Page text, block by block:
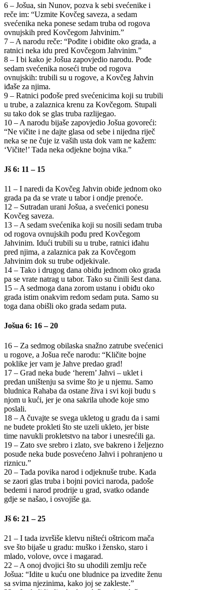
6 – Jošua, sin Nunov, pozva k sebi svećenike i
reče im: “Uzmite Kovčeg saveza, a sedam
svećenika neka ponese sedam truba od rogova
ovnujskih pred Kovčegom Jahvinim.”
7 – A narodu reče: “Pođite i obiđite oko grada, a
ratnici neka idu pred Kovčegom Jahvinim.”
8 – I bi kako je Jošua zapovjedio narodu. Pođe
sedam svećenika noseći trube od rogova
ovnujskih: trubili su u rogove, a Kovčeg Jahvin
iđaše za njima.
9 – Ratnici pođoše pred svećenicima koji su trubili
u trube, a zalaznica krenu za Kovčegom. Stupali
su tako dok se glas truba razlijegao.
10 – A narodu bijaše zapovjedio Jošua govoreći:
“Ne vičite i ne dajte glasa od sebe i nijedna riječ
neka se ne čuje iz vaših usta dok vam ne kažem:
‘Vičite!’ Tada neka odjekne bojna vika.”
Jš 6: 11 – 15
11 – I naredi da Kovčeg Jahvin obiđe jednom oko
grada pa da se vrate u tabor i ondje prenoće.
12 – Sutradan urani Jošua, a svećenici ponesu
Kovčeg saveza.
13 – A sedam svećenika koji su nosili sedam truba
od rogova ovnujskih pođu pred Kovčegom
Jahvinim. Idući trubili su u trube, ratnici iđahu
pred njima, a zalaznica pak za Kovčegom
Jahvinim dok su trube odjekivale.
14 – Tako i drugog dana obiđu jednom oko grada
pa se vrate natrag u tabor. Tako su činili šest dana.
15 – A sedmoga dana zorom ustanu i obiđu oko
grada istim onakvim redom sedam puta. Samo su
toga dana obišli oko grada sedam puta.
Jošua 6: 16 – 20
16 – Za sedmog obilaska snažno zatrube svećenici
u rogove, a Jošua reče narodu: “Kličite bojne
poklike jer vam je Jahve predao grad!
17 – Grad neka bude ‘herem’ Jahvi – uklet i
predan uništenju sa svime što je u njemu. Samo
bludnica Rahaba da ostane živa i svi koji budu s
njom u kući, jer je ona sakrila uhode koje smo
poslali.
18 – A čuvajte se svega ukletog u gradu da i sami
ne budete prokleti što ste uzeli ukleto, jer biste
time navukli prokletstvo na tabor i unesrećili ga.
19 – Zato sve srebro i zlato, sve bakreno i željezno
posuđe neka bude posvećeno Jahvi i pohranjeno u
riznicu.”
20 – Tada povika narod i odjeknuše trube. Kada
se zaori glas truba i bojni povici naroda, padoše
bedemi i narod prodrije u grad, svatko odande
gdje se našao, i osvojiše ga.
Jš 6: 21 – 25
21 – I tada izvršiše kletvu ništeći oštricom mača
sve što bijaše u gradu: muško i žensko, staro i
mlado, volove, ovce i magarad.
22 – A onoj dvojici što su uhodili zemlju reče
Jošua: “Idite u kuću one bludnice pa izvedite ženu
sa svima njezinima, kako joj se zakleste.”